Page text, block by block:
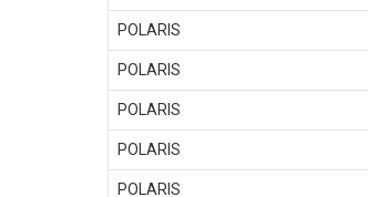
POLARIS
POLARIS
POLARIS
POLARIS
POLARIS